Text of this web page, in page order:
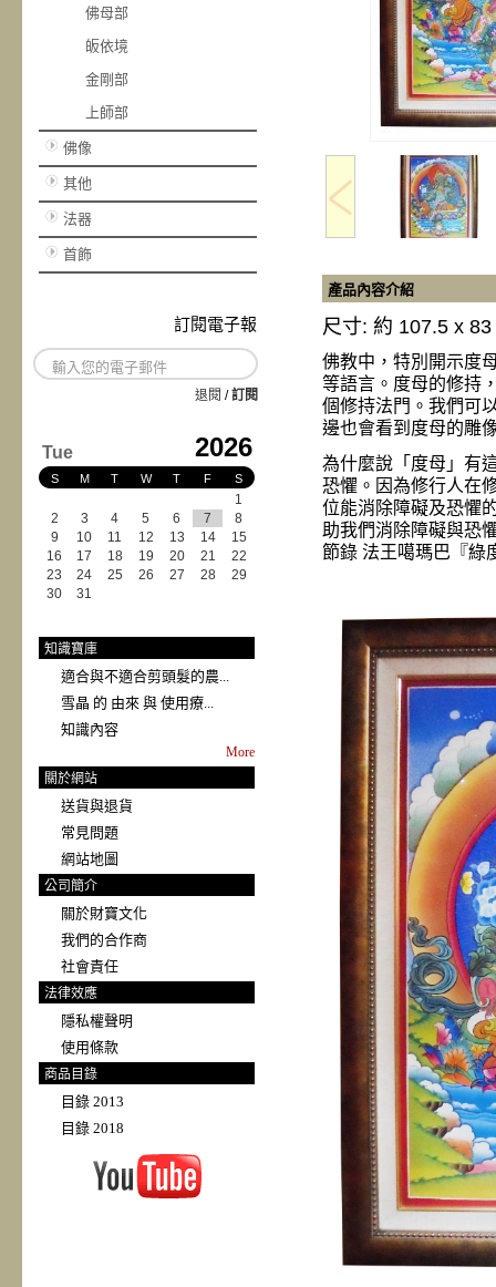
佛母部
皈依境
金剛部
上師部
佛像
其他
法器
首飾
訂閱電子報
退閱 /訂閱
Tue 2026
S M T W T F S
1
2
3 4 5 6 7
8
9
10 11 12 13 14
15
16
17 18 19 20 21
22
23
24 25 26 27 28
29
30
31
知識寶庫
適合與不適合剪頭髮的農...
雪晶 的 由來 與 使用療...
知識內容
More
關於網站
送貨與退貨
常見問題
網站地圖
公司簡介
關於財寶文化
我們的合作商
社會責任
法律效應
隱私權聲明
使用條款
商品目錄
目錄 2013
目錄 2018
產品內容介紹
尺寸: 約 107.5 x 83
佛教中，特別開示度
等語言。度母的修持
個修持法門。我們可
邊也會看到度母的雕
為什麼說「度母」有
恐懼。因為修行人在
位能消除障礙及恐懼
助我們消除障礙與恐
節錄 法王噶瑪巴『綠